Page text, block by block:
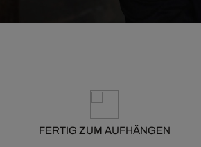
FERTIG ZUM AUFHÄNGEN